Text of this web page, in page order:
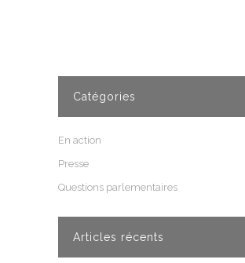
Catégories
En action
Presse
Questions parlementaires
Articles récents